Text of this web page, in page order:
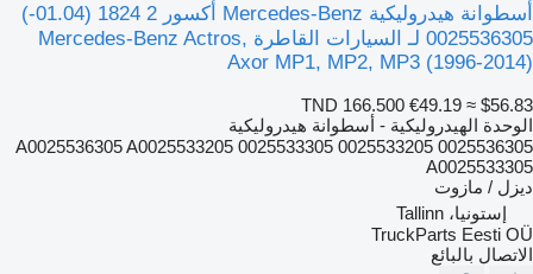
أسطوانة هيدروليكية Mercedes-Benz أكسور 2 1824 (01.04-)
0025536305 لـ السيارات القاطرة Mercedes-Benz Actros,
Axor MP1, MP2, MP3 (1996-2014)
TND 166.500 €49.19 ≈ $56.83
الوحدة الهيدروليكية - أسطوانة هيدروليكية
0025536305 0025533205 0025533305 A0025536305 A0025533205
A0025533305
ديزل / مازوت
إستونيا، Tallinn
TruckParts Eesti OÜ
الاتصال بالبائع